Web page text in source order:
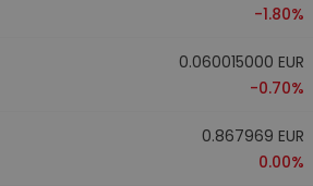
-1.80%
0.060015000 EUR
-0.70%
0.867969 EUR
0.00%